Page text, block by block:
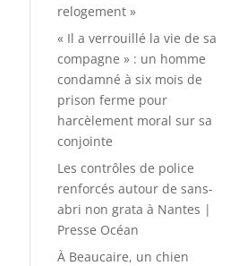
relogement »
« Il a verrouillé la vie de sa
compagne » : un homme
condamné à six mois de
prison ferme pour
harcèlement moral sur sa
conjointe
Les contrôles de police
renforcés autour de sans-
abri non grata à Nantes |
Presse Océan
À Beaucaire, un chien